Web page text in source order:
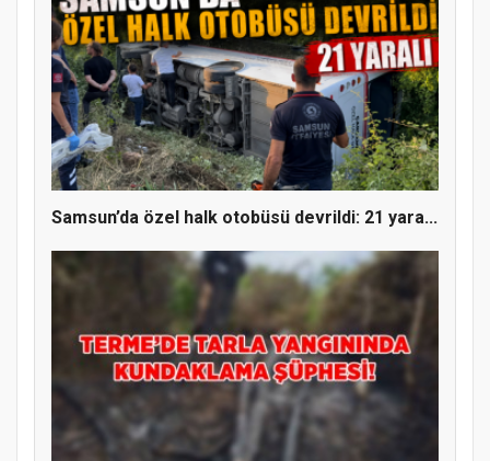
YENİ PARTİ TERME İLÇE BAŞKANLIĞINDA
ÜYE KATILIM PROGRAMI
Samsun’da özel halk otobüsü devrildi: 21 yara...